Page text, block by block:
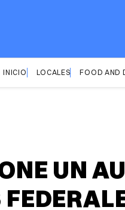
INICIO LOCALES FOOD AND
UN